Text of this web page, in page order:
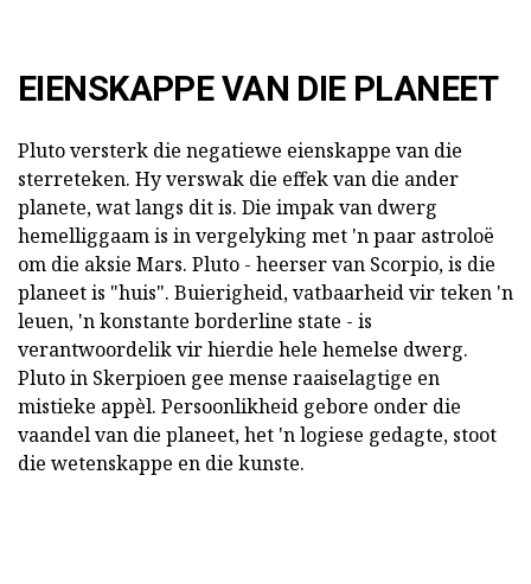
EIENSKAPPE VAN DIE PLANEET
Pluto versterk die negatiewe eienskappe van die
sterreteken. Hy verswak die effek van die ander
planete, wat langs dit is. Die impak van dwerg
hemelliggaam is in vergelyking met 'n paar astroloë
om die aksie Mars. Pluto - heerser van Scorpio, is die
planeet is "huis". Buierigheid, vatbaarheid vir teken 'n
leuen, 'n konstante borderline state - is
verantwoordelik vir hierdie hele hemelse dwerg.
Pluto in Skerpioen gee mense raaiselagtige en
mistieke appèl. Persoonlikheid gebore onder die
vaandel van die planeet, het 'n logiese gedagte, stoot
die wetenskappe en die kunste.